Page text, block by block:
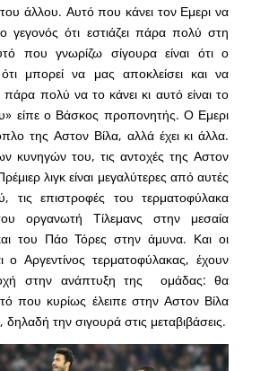
άλλου. Αυτό που κάνει τον Εμερι να
το γεγονός ότι εστιάζει πάρα πολύ στη
που γνωρίζω σίγουρα είναι ότι ο
ότι μπορεί να μας αποκλείσει και να
πάρα πολύ να το κάνει κι αυτό είναι το
είπε ο Βάσκος προπονητής. Ο Εμερι
της Αστον Βίλα, αλλά έχει κι άλλα.
κυνηγών του, τις αντοχές της Αστον
λιγκ είναι μεγαλύτερες από αυτές
τις επιστροφές του τερματοφύλακα
οργανωτή Τίλεμανς στην μεσαία
του Πάο Τόρες στην άμυνα. Και οι
ο Αργεντίνος τερματοφύλακας, έχουν
στην ανάπτυξη της ομάδας: θα
που κυρίως έλειπε στην Αστον Βίλα
την σιγουρά στις μεταβιβάσεις.